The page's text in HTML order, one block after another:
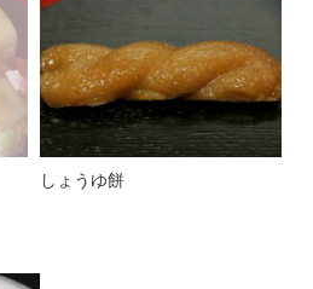
しょうゆ餅